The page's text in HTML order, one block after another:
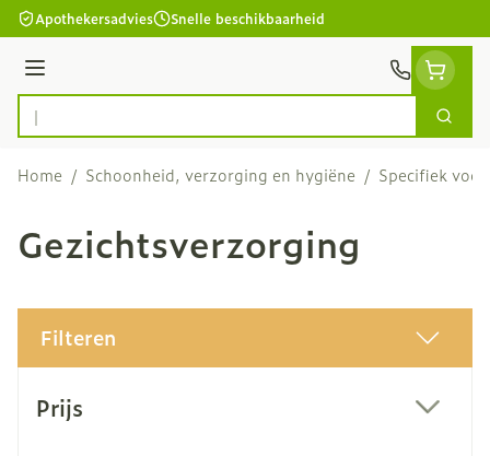
Ga naar de inhoud
Apothekersadvies Snelle beschikbaarheid
Menu
Product, merk, categorie...
Zoek
Home / Schoonheid, verzorging en hygiëne / Specifiek
Gezichtsverzorging
Filteren
Prijs